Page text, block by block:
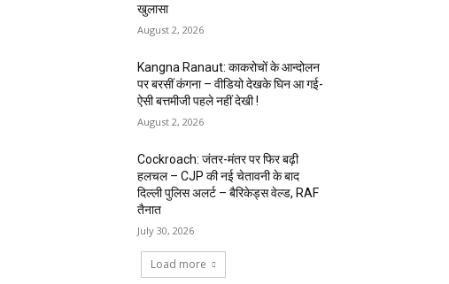
खुलासा
August 2, 2026
Kangna Ranaut: काकरोचों के आन्दोलन
पर बरसीं कंगना – वीडियो देखके घिन आ गई-
ऐसी बत्तमीजी पहले नहीं देखी !
August 2, 2026
Cockroach: जंतर-मंतर पर फिर बढ़ी
हलचल – CJP की नई चेतावनी के बाद
दिल्ली पुलिस अलर्ट – बैरिकेड्स वेल्ड, RAF
तैनात
July 30, 2026
Load more